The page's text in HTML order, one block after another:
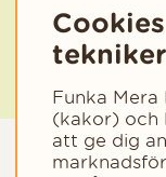
tekniker
Funka
(kakor) och
att ge dig